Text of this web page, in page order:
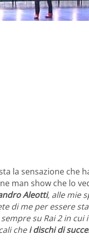
la sensazione che
man show che lo
Aleotti, alle mie
di me per essere
su Rai 2 in cui
chei dischi di